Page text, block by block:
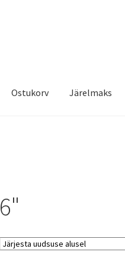
Ostukorv Järelmaks
6"